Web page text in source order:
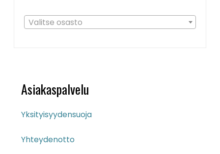
Valitse osasto
Asiakaspalvelu
Yksityisyydensuoja
Yhteydenotto